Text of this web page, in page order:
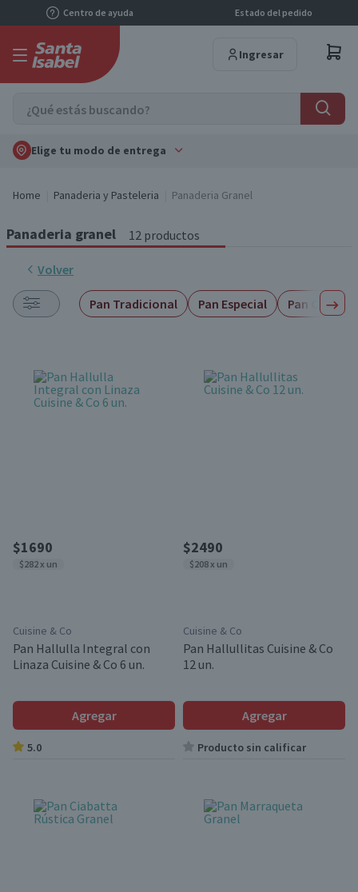
Centro de ayuda Estado del pedido
Ingresar
Elige tu modo de entrega
Home Panaderia y Pasteleria Panaderia Granel
Panaderia granel 12 productos
Volver
Pan Tradicional Pan Especial Pan
$1690
$282 x un
Cuisine & Co
Pan Hallulla Integral con
Linaza Cuisine & Co 6 un.
Agregar
5.0
$2490
$208 x un
Cuisine & Co
Pan Hallullitas Cuisine & Co
12 un.
Agregar
Producto sin calificar